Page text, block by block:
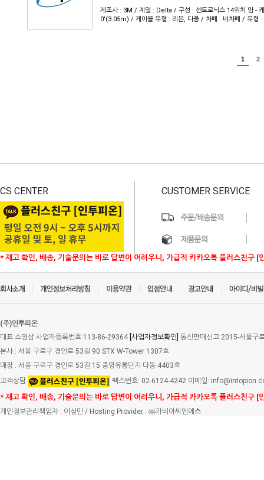
제조사 : 3M / 계열 : Delta / 구성 : 센트로닉스 14위치 암 -
0'(3.05m) / 케이블 유형 : 리본, 다중 / 차폐 : 비차폐 / 유형 :
1 2
CS CENTER
* 재고 확인, 배송, 기술문의는 바로 답변이 어려우니, 가급적 카카오톡 플러스친구 [
CUSTOMER SERVICE
(주)인투피온
대표:소영삼 사업자등록번호:113-86-29364 [사업자정보확인] 통신판매신고:2015-서울구
본사 : 서울 구로구 경인로 53길 90 STX W-Tower 1307호
매장 : 서울 구로구 경인로 53길 15 중앙유통단지 다동 4403호
고객상담
팩스번호: 02-6124-4242 이메일:
* 재고 확인, 배송, 기술문의는 바로 답변이 어려우니, 가급적 카카오톡 플러스친구 [
개인정보관리책임자 : 이성민 / Hosting Provider : ㈜가비아씨엔에 스